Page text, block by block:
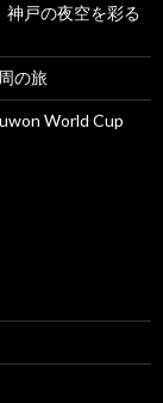
神戸の夜空を彩る
の旅
World Cup